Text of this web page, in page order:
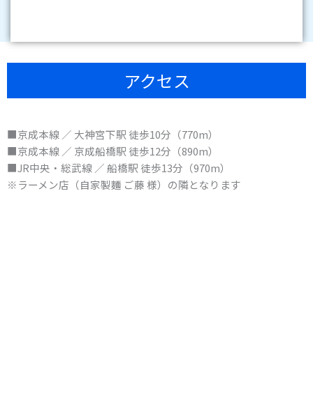
アクセス
■京成本線 ／ 大神宮下駅 徒歩10分（770m）
■京成本線 ／ 京成船橋駅 徒歩12分（890m）
■JR中央・総武線 ／ 船橋駅 徒歩13分（970m）
※ラーメン店（自家製麵 ご藤 様）の隣となります